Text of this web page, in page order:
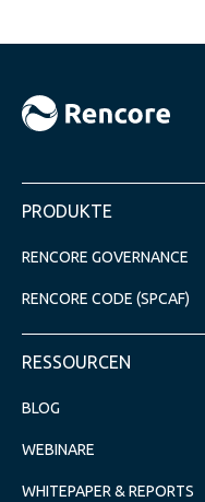
PRODUKTE
RENCORE GOVERNANCE
RENCORE CODE (SPCAF)
RESSOURCEN
BLOG
WEBINARE
WHITEPAPER & REPORTS